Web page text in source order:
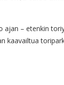
– etenkin
kaavailtua